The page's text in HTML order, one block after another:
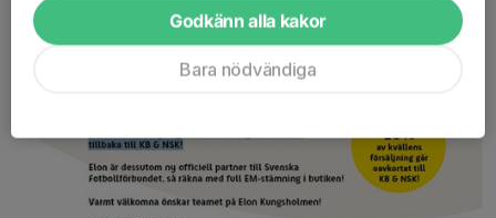
Godkänn alla kakor
Bara nödvändiga